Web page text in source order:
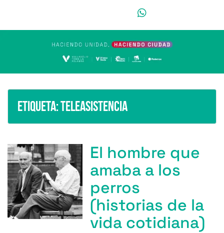
Etiqueta:Teleasistencia
El hombre que
amaba a los
perros
(historias de la
vida cotidiana)